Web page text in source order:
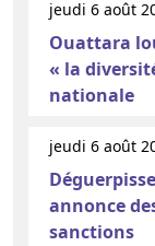
jeudi 6 août
Ouattara
« la
nationale
jeudi 6 août
annonce
sanctions